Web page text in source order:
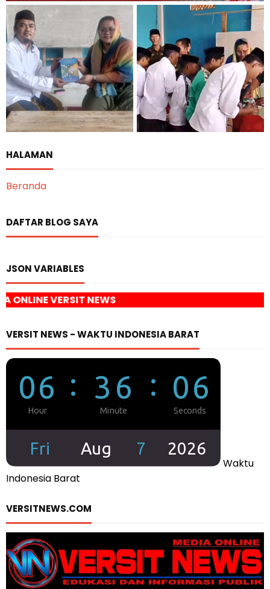
HALAMAN
Beranda
DAFTAR BLOG SAYA
JSON VARIABLES
NEWS
VERSIT NEWS - WAKTU INDONESIA BARAT
Waktu
Indonesia Barat
VERSITNEWS.COM